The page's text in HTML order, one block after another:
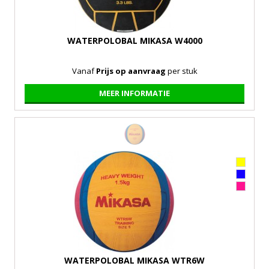
WATERPOLOBAL MIKASA W4000
VanafPrijs op aanvraag per stuk
MEER INFORMATIE
WATERPOLOBAL MIKASA WTR6W